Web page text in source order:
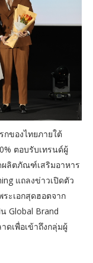
ของไทยภายใต้
ตอบรับเทรนด์ผู้
ลิตภัณฑ์เสริมอาหาร
แถลงข่าวเปิดตัว
ระเอกสุดฮอตจาก
Global Brand
ดเพื่อเข้าถึงกลุ่มผู้